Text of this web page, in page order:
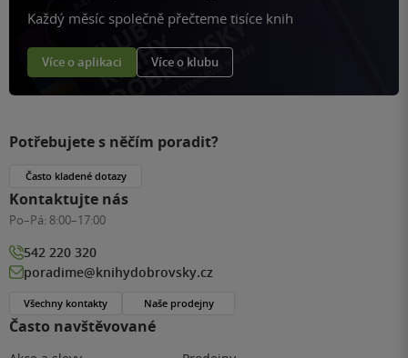
Každý měsíc společně přečteme tisíce knih
Více o aplikaci Více o klubu
Často navštěvované
Potřebujete s něčím poradit?
Často kladené dotazy
Kontaktujte nás
Po–Pá: 8:00–17:00
542 220 320
poradime@knihydobrovsky.cz
Všechny kontakty Naše prodejny